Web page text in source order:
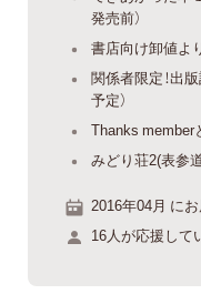
発売前）
書店向け卸値よ
関係者限定！出
予定）
Thanks member
みどり荘2(表参
2016年04月 にお
16人が応援して